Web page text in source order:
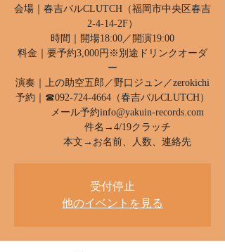
会場｜春吉バルCLUTCH（福岡市中央区春吉
2-4-14-2F）
時間｜開場18:00／開演19:00
料金｜要予約3,000円※別途ドリンクオーダ
ー
演奏｜上の助空五郎／野口ジュン／zerokichi
予約｜☎︎092-724-4664（春吉バルCLUTCH）
メール予約info@yakuin-records.com
件名→4/19クラッチ
本文→お名前、人数、連絡先
受付停止
他のイベントを見る